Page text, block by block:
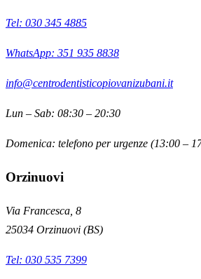
Tel: 030 345 4885
WhatsApp: 351 935 8838
info@centrodentisticopiovanizubani.it
Lun – Sab: 08:30 – 20:30
Domenica: telefono per urgenze (13:00 –
Orzinuovi
Via Francesca, 8
25034 Orzinuovi (BS)
Tel: 030 535 7399